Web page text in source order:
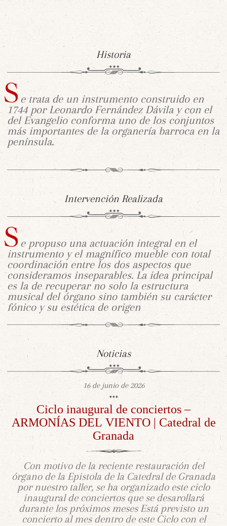
Historia
e trata de un instrumento construido en
1744 por Leonardo Fernández Dávila y con el
del Evangelio conforma uno de los conjuntos
más importantes de la organería barroca en la
península.
Intervención Realizada
e propuso una actuación integral en el
instrumento y el magnífico mueble con total
coordinación entre los dos aspectos que
consideramos inseparables. La idea principal
es la de recuperar no solo la estructura
musical del órgano sino también su carácter
fónico y su estética de origen
Noticias
16 de junio de 2026
Ciclo inaugural de conciertos –
ARMONÍAS DEL VIENTO | Catedral de
Granada
Con motivo de la reciente restauración del
órgano de la Epistola de la Catedral de Granada
por nuestro taller, se ha organizado este ciclo
inaugural de conciertos que se desarollará
durante los próximos meses Está previsto un
concierto al mes dentro de este Ciclo con el